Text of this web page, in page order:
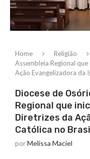
Home Religião
Assembleia Regional
Ação Evangelizadora da
Diocese de
Regional que
Diretrizes da
Católica no
porMelissa Maciel